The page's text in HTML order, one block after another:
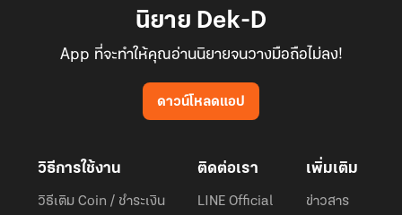
นิยาย Dek-D
App ที่จะทำให้คุณอ่านนิยายจนวางมือถือไม่ลง!
ดาวน์โหลดแอป
วิธีการใช้งาน
วิธีเติม Coin / ชำระเงิน
ติดต่อเรา
LINE Official
เพิ่มเติม
ข่าวสาร